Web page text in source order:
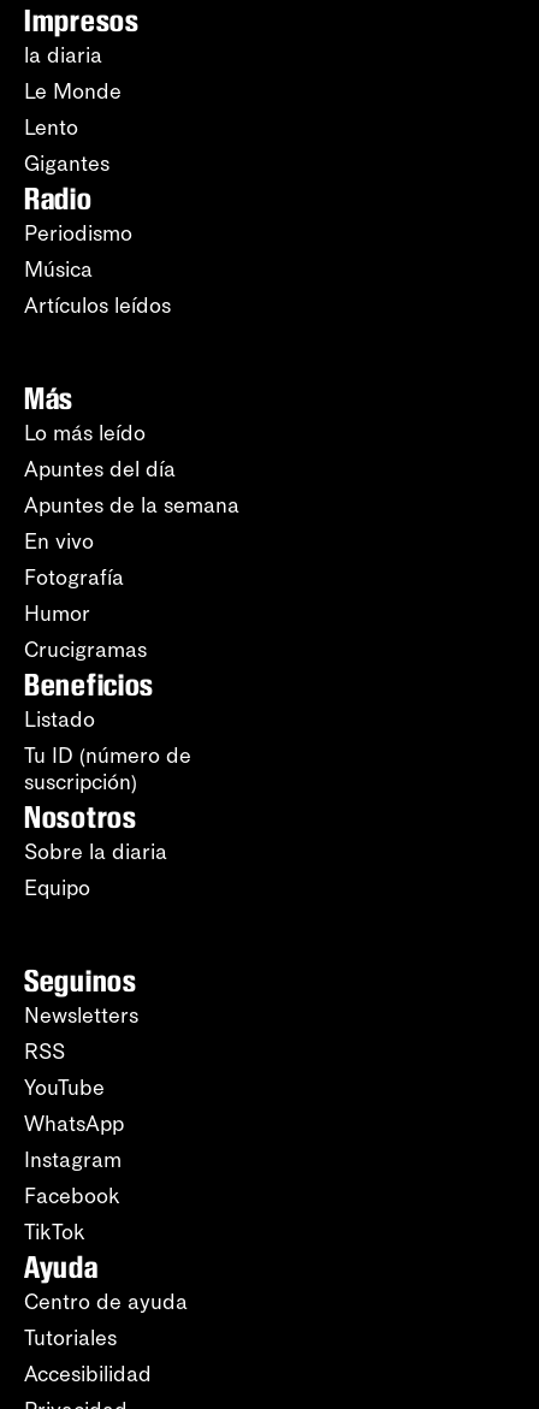
Impresos
la diaria
Le Monde
Lento
Gigantes
Radio
Periodismo
Música
Artículos leídos
Más
Lo más leído
Apuntes del día
Apuntes de la semana
En vivo
Fotografía
Humor
Crucigramas
Beneficios
Listado
Tu ID (número de
suscripción)
Nosotros
Sobre la diaria
Equipo
Seguinos
Newsletters
RSS
YouTube
WhatsApp
Instagram
Facebook
TikTok
Ayuda
Centro de ayuda
Tutoriales
Accesibilidad